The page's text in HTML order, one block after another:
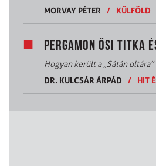
MORVAY PÉTER
/ KÜLFÖLD
PERGAMON ŐSI TITKA
Hogyan került a „Sátán
DR. KULCSÁR ÁRPÁD
/ HIT